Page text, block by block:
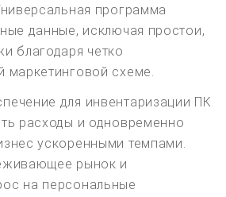
программа
данные, исключая простои,
благодаря четко
маркетинговой схеме.
для инвентаризации ПК
расходы и одновременно
ускоренными темпами.
рынок и
на персональные